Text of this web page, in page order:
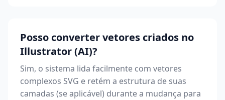
Posso converter vetores criados no
Illustrator (AI)?
Sim, o sistema lida facilmente com vetores
complexos SVG e retém a estrutura de suas
camadas (se aplicável) durante a mudança para